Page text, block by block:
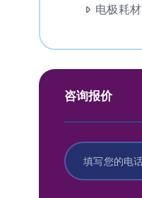
电极耗材
咨询报价